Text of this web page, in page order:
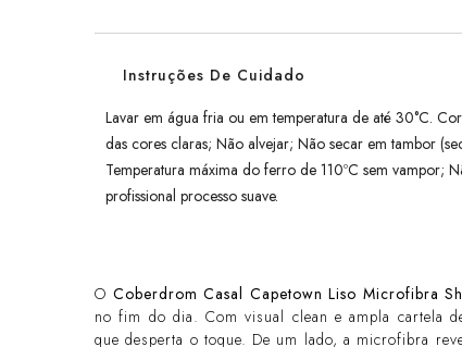
Instruções De Cuidado
Lavar em água fria ou em temperatura de até 30°C.
das cores claras; Não alvejar; Não secar em tambor
Temperatura máxima do ferro de 110ºC sem vampor;
profissional processo suave.
O Coberdrom Casal Capetown Liso Microfibra
no fim do dia. Com visual clean e ampla cartela
que desperta o toque. De um lado, a microfibra